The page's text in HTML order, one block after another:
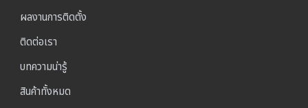
ผลงานการติดตั้ง
ติดต่อเรา
บทความน่ารู้
สินค้าทั้งหมด